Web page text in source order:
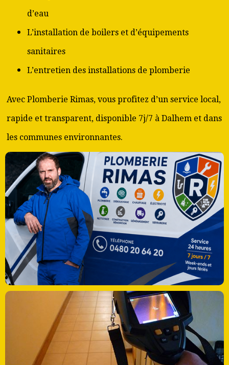
d’eau
L’installation de boilers et d’équipements
sanitaires
L’entretien des installations de plomberie
Avec Plomberie Rimas, vous profitez d’un service local,
rapide et transparent, disponible 7j/7 à Dalhem et dans
les communes environnantes.